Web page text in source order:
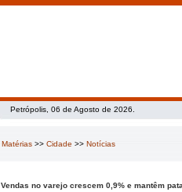
Petrópolis, 06 de Agosto de 2026.
Matérias >> Cidade >> Notícias
Vendas no varejo crescem 0,9% e mantêm